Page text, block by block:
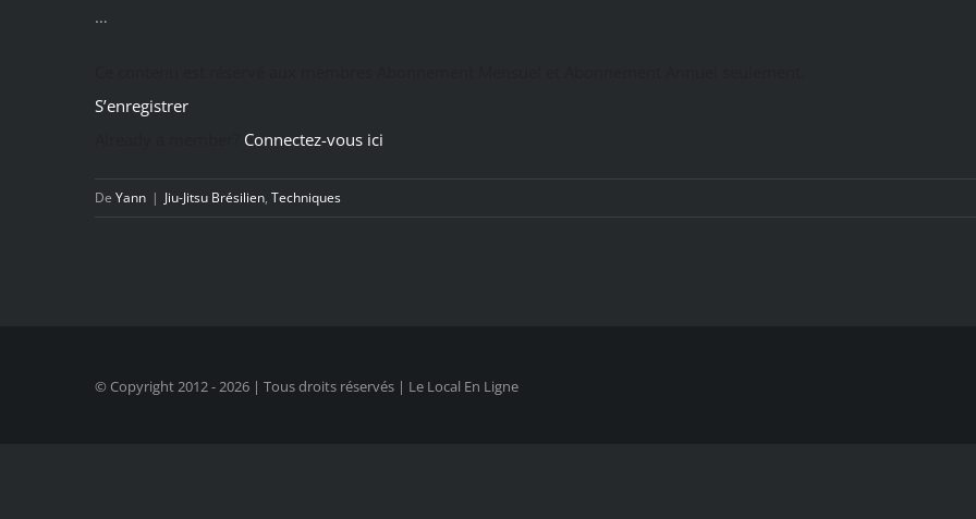
…
S’enregistrer
Connectez-vous ici
De Yann | Jiu-Jitsu Brésilien, Techniques
© Copyright 2012 -2026 | Tous droits réservés | Le Local En Ligne